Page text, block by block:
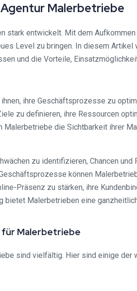
Malerbetriebe
stark entwickelt. Mit dem
Level zu bringen. In diesem Artikel
und die Vorteile,
ihre Geschäftsprozesse zu
zu definieren, ihre Ressourcen
die Sichtbarkeit ihrer
zu identifizieren, Chancen
können
Präsenz zu stärken, ihre
bietet Malerbetrieben eine
für Malerbetriebe
sind vielfältig. Hier sind einige der